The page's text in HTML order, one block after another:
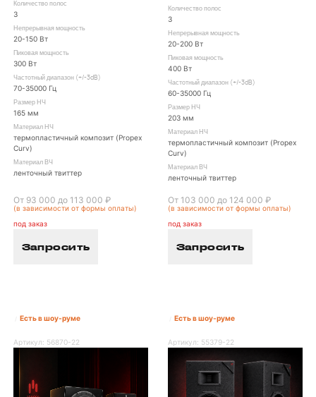
Количество полос
3
Непрерывная мощность
20-150 Вт
Пиковая мощность
300 Вт
Частотный диапазон (+/-3dB)
70-35000 Гц
Размер НЧ
165 мм
Материал НЧ
термопластичный композит (Propex
Curv)
Материал ВЧ
ленточный твиттер
От 93 000 до 113 000 ₽
(в зависимости от формы оплаты)
под заказ
Запросить
Количество полос
3
Непрерывная мощность
20-200 Вт
Пиковая мощность
400 Вт
Частотный диапазон (+/-3dB)
60-35000 Гц
Размер НЧ
203 мм
Материал НЧ
термопластичный композит (Propex
Curv)
Материал ВЧ
ленточный твиттер
От 103 000 до 124 000 ₽
(в зависимости от формы оплаты)
под заказ
Запросить
Есть в шоу-руме
Артикул: 56870-22
Есть в шоу-руме
Артикул: 55379-22